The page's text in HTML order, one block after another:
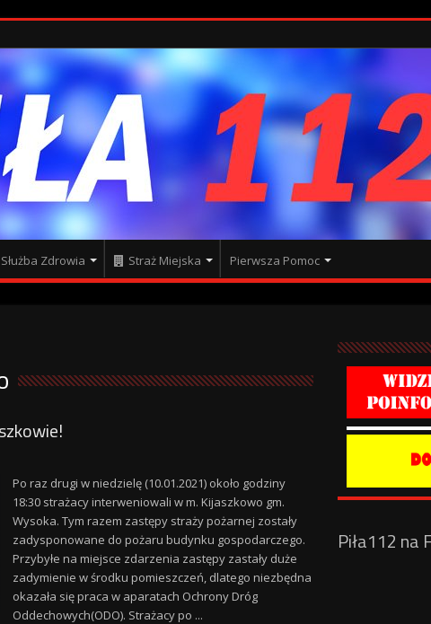
Służba Zdrowia Straż Miejska Pierwsza Pomoc
Po raz drugi w niedzielę (10.01.2021) około godziny
18:30 strażacy interweniowali w m. Kijaszkowo gm.
Wysoka. Tym razem zastępy straży pożarnej zostały
zadysponowane do pożaru budynku gospodarczego.
Przybyłe na miejsce zdarzenia zastępy zastały duże
zadymienie w środku pomieszczeń, dlatego niezbędna
okazała się praca w aparatach Ochrony Dróg
Oddechowych(ODO). Strażacy po ...
Piła112 na